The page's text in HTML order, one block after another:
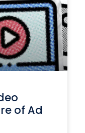
of Ad